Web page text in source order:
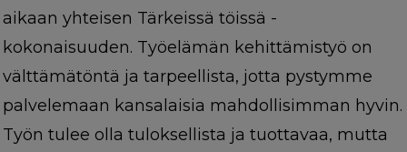
aikaan yhteisen Tärkeissä töissä -
kokonaisuuden. Työelämän kehittämistyö on
välttämätöntä ja tarpeellista, jotta pystymme
palvelemaan kansalaisia mahdollisimman hyvin.
Työn tulee olla tuloksellista ja tuottavaa, mutta